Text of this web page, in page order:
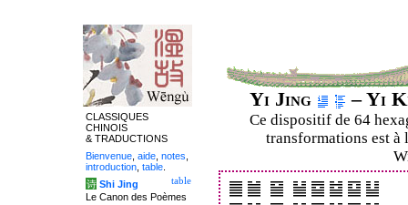
Yi Jing – Yi
Ce dispositif de 64
transformations est à
CLASSIQUES
CHINOIS
& TRADUCTIONS
Bienvenue aide notes
introduction table
table
诗 Shi Jing
Le Canon des Poèmes